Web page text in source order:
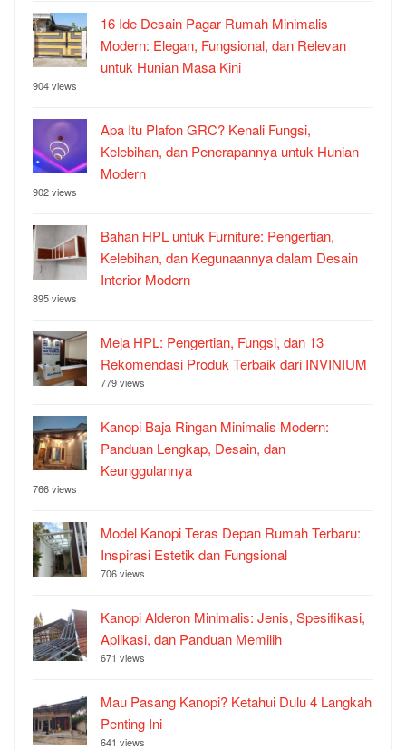
16 Ide Desain Pagar Rumah Minimalis
Modern: Elegan, Fungsional, dan Relevan
untuk Hunian Masa Kini
904 views
Apa Itu Plafon GRC? Kenali Fungsi,
Kelebihan, dan Penerapannya untuk Hunian
Modern
902 views
Bahan HPL untuk Furniture: Pengertian,
Kelebihan, dan Kegunaannya dalam Desain
Interior Modern
895 views
Meja HPL: Pengertian, Fungsi, dan 13
Rekomendasi Produk Terbaik dari INVINIUM
779 views
Kanopi Baja Ringan Minimalis Modern:
Panduan Lengkap, Desain, dan
Keunggulannya
766 views
Model Kanopi Teras Depan Rumah Terbaru:
Inspirasi Estetik dan Fungsional
706 views
Kanopi Alderon Minimalis: Jenis, Spesifikasi,
Aplikasi, dan Panduan Memilih
671 views
Mau Pasang Kanopi? Ketahui Dulu 4 Langkah
Penting Ini
641 views